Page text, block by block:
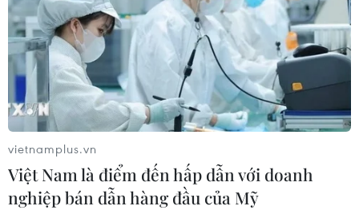
vietnamplus.vn
Việt Nam là điểm đến hấp dẫn với doanh
nghiệp bán dẫn hàng đầu của Mỹ